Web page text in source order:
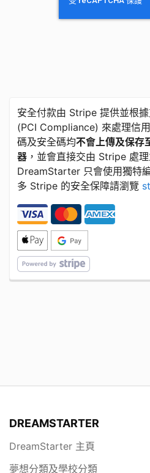
安全付款由 Stripe 提供並根
​(​PCI Compliance) 來處理信
碼及安全碼均不會上傳及保
器 ，並會直接交由 Stripe 處
DreamStarter 只會使用獨特
多 Stripe 的安全保障請瀏覽
DREAMSTARTER
DreamStarter 主頁
夢想分類及學校分類